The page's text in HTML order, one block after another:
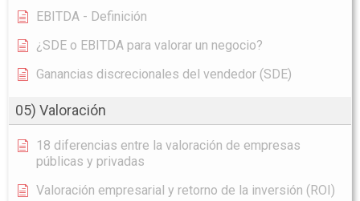
EBITDA - Definición
¿SDE o EBITDA para valorar un negocio?
Ganancias discrecionales del vendedor (SDE)
05) Valoración
18 diferencias entre la valoración de empresas
públicas y privadas
Valoración empresarial y retorno de la inversión (ROI)